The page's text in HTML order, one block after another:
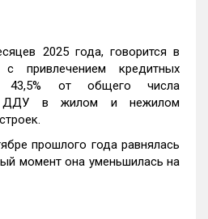
2025 года, говорится в
привлечением кредитных
43,5% от общего числа
ДДУ в жилом и нежилом
прошлого года равнялась
момент она уменьшилась на